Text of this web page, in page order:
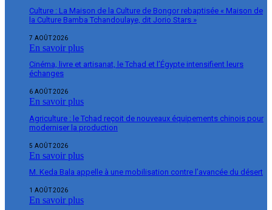
Culture : La Maison de la Culture de Bongor rebaptisée « Maison de
la Culture Bamba Tchandoulaye, dit Jorio Stars »
7 AOÛT 2026
En savoir plus
Cinéma, livre et artisanat, le Tchad et l’Égypte intensifient leurs
échanges
6 AOÛT 2026
En savoir plus
Agriculture : le Tchad reçoit de nouveaux équipements chinois pour
moderniser la production
5 AOÛT 2026
En savoir plus
M. Keda Bala appelle à une mobilisation contre l’avancée du désert
1 AOÛT 2026
En savoir plus